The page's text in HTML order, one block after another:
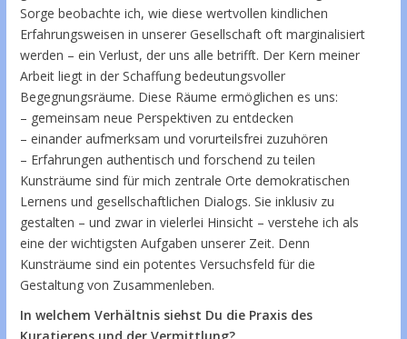
Sorge beobachte ich, wie diese wertvollen kindlichen
Erfahrungsweisen in unserer Gesellschaft oft marginalisiert
werden – ein Verlust, der uns alle betrifft. Der Kern meiner
Arbeit liegt in der Schaffung bedeutungsvoller
Begegnungsräume. Diese Räume ermöglichen es uns:
– gemeinsam neue Perspektiven zu entdecken
– einander aufmerksam und vorurteilsfrei zuzuhören
– Erfahrungen authentisch und forschend zu teilen
Kunsträume sind für mich zentrale Orte demokratischen
Lernens und gesellschaftlichen Dialogs. Sie inklusiv zu
gestalten – und zwar in vielerlei Hinsicht – verstehe ich als
eine der wichtigsten Aufgaben unserer Zeit. Denn
Kunsträume sind ein potentes Versuchsfeld für die
Gestaltung von Zusammenleben.
In welchem Verhältnis siehst Du die Praxis des